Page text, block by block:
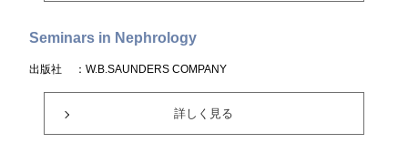
Seminars in Nephrology
出版社 ：W.B.SAUNDERS COMPANY
詳しく見る